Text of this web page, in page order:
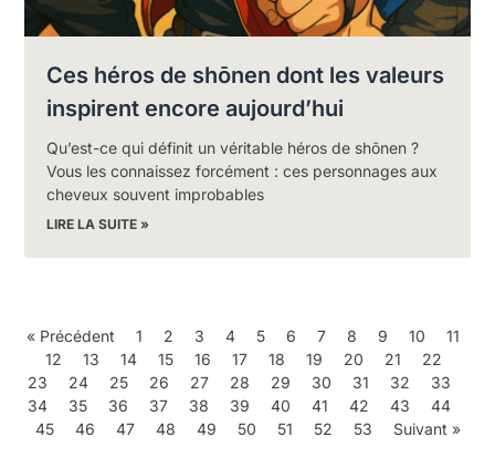
Ces héros de shōnen dont les valeurs
inspirent encore aujourd’hui
Qu’est-ce qui définit un véritable héros de shōnen ?
Vous les connaissez forcément : ces personnages aux
cheveux souvent improbables
LIRE LA SUITE »
« Précédent 1 2 3 4 5 6 7 8 9 10
11
12
13 14 15 16 17 18 19 20 21
22
23
24 25 26 27 28 29 30 31 32
33
34
35 36 37 38 39 40 41 42 43
44
45
46 47 48 49 50 51 52 53 Suivant »